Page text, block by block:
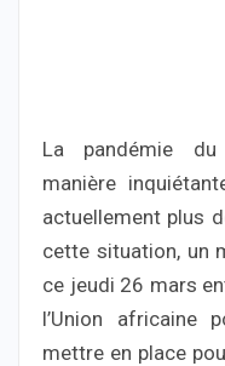
La pandémie
manière
actuellement plus
cette situation, un
ce jeudi 26 mars
l’Union africaine
mettre en place